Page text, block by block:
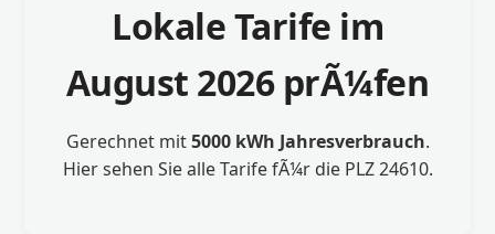
Lokale Tarife im
August 2026 prÃ¼fen
Gerechnet mit5000 kWh Jahresverbrauch.
Hier sehen Sie alle Tarife fÃ¼r die PLZ 24610.